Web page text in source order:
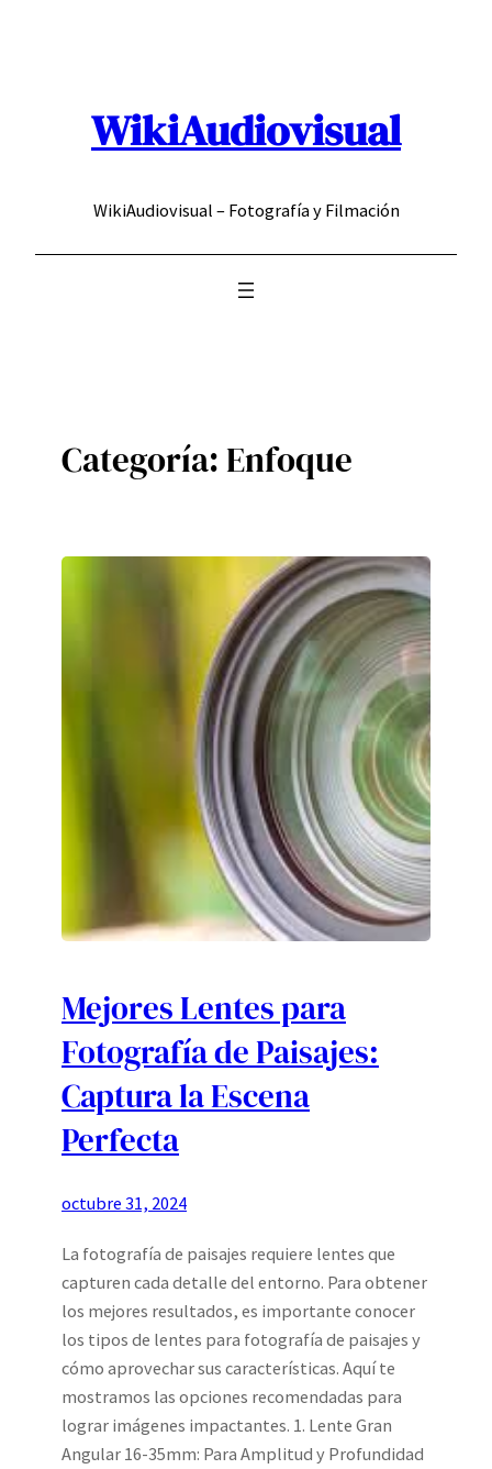
WikiAudiovisual
WikiAudiovisual – Fotografía y Filmación
Categoría:Enfoque
Mejores Lentes para
Fotografía de Paisajes:
Captura la Escena
Perfecta
octubre 31, 2024
La fotografía de paisajes requiere lentes que
capturen cada detalle del entorno. Para obtener
los mejores resultados, es importante conocer
los tipos de lentes para fotografía de paisajes y
cómo aprovechar sus características. Aquí te
mostramos las opciones recomendadas para
lograr imágenes impactantes. 1. Lente Gran
Angular 16-35mm: Para Amplitud y Profundidad